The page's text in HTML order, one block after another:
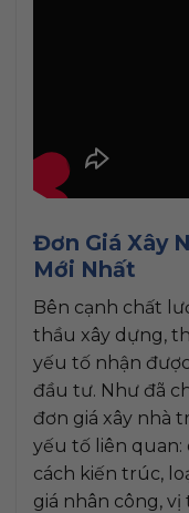
Đơn Giá Xây
Mới Nhất
Bên cạnh chất
thầu xây dựng,
yếu tố nhận
đầu tư. Như đã
đơn giá xây nhà
yếu tố liên quan:
cách kiến trúc,
giá nhân công,